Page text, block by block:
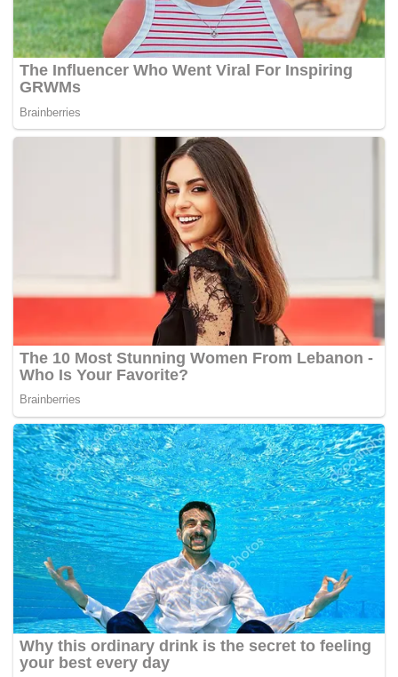
Tags: Khaled Nordin